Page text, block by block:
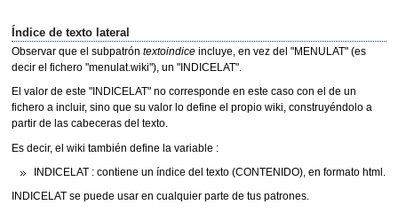
Índice de texto lateral
Observar que el subpatrón textoindiceincluye, en vez del "MENULAT" (es
decir el fichero "menulat.wiki"), un "INDICELAT".
El valor de este "INDICELAT" no corresponde en este caso con el de un
fichero a incluir, sino que su valor lo define el propio wiki, construyéndolo a
partir de las cabeceras del texto.
Es decir, el wiki también define la variable :
INDICELAT : contiene un índice del texto (CONTENIDO), en formato html.
INDICELAT se puede usar en cualquier parte de tus patrones.